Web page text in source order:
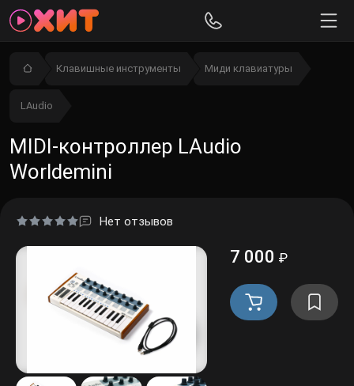
Клавишные инструменты Миди клавиатуры
LAudio
MIDI-контроллер LAudio
Worldemini
Нет отзывов
7 000 ₽